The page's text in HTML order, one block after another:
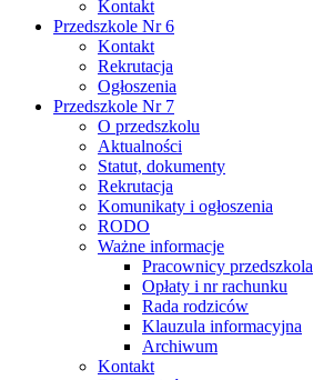
Kontakt
Przedszkole Nr 6
Kontakt
Rekrutacja
Ogłoszenia
Przedszkole Nr 7
O przedszkolu
Aktualności
Statut, dokumenty
Rekrutacja
Komunikaty i ogłoszenia
RODO
Ważne informacje
Pracownicy przedszkola
Opłaty i nr rachunku
Rada rodziców
Klauzula informacyjna
Archiwum
Kontakt